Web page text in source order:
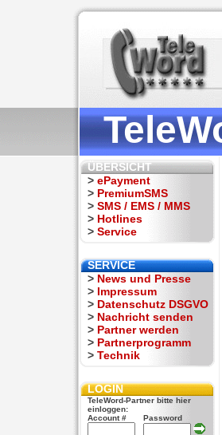
ÜBERSICHT
> ePayment
> PremiumSMS
> SMS / EMS / MMS
> Hotlines
> Service
SERVICE
> News und Presse
> Impressum
> Datenschutz DSGVO
> Nachricht senden
> Partner werden
> Partnerprogramm
> Technik
LOGIN
TeleWord-Partner bitte hier
einloggen:
Account #
Password